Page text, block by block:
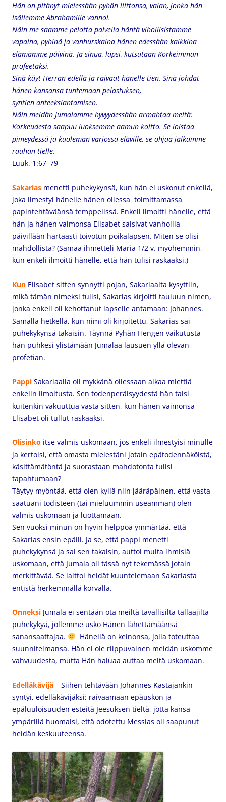
Hän on pitänyt mielessään pyhän liittonsa, valan, jonka hän
isällemme Abrahamille vannoi.
Näin me saamme pelotta palvella häntä vihollisistamme
vapaina, pyhinä ja vanhurskaina hänen edessään kaikkina
elämämme päivinä. Ja sinua, lapsi, kutsutaan Korkeimman
profeetaksi.
Sinä käyt Herran edellä ja raivaat hänelle tien. Sinä johdat
hänen kansansa tuntemaan pelastuksen,
syntien anteeksiantamisen.
Näin meidän Jumalamme hyvyydessään armahtaa meitä:
Korkeudesta saapuu luoksemme aamun koitto. Se loistaa
pimeydessä ja kuoleman varjossa eläville, se ohjaa jalkamme
rauhan tielle.
Luuk. 1:67–79
Sakarias menetti puhekykynsä, kun hän ei uskonut enkeliä,
joka ilmestyi hänelle hänen ollessa toimittamassa
papintehtäväänsä temppelissä. Enkeli ilmoitti hänelle, että
hän ja hänen vaimonsa Elisabet saisivat vanhoilla
päivillään hartaasti toivotun poikalapsen. Miten se olisi
mahdollista? (Samaa ihmetteli Maria 1/2 v. myöhemmin,
kun enkeli ilmoitti hänelle, että hän tulisi raskaaksi.)
Kun Elisabet sitten synnytti pojan, Sakariaalta kysyttiin,
mikä tämän nimeksi tulisi, Sakarias kirjoitti tauluun nimen,
jonka enkeli oli kehottanut lapselle antamaan: Johannes.
Samalla hetkellä, kun nimi oli kirjoitettu, Sakarias sai
puhekykynsä takaisin. Täynnä Pyhän Hengen vaikutusta
hän puhkesi ylistämään Jumalaa lausuen yllä olevan
profetian.
Pappi Sakariaalla oli mykkänä ollessaan aikaa miettiä
enkelin ilmoitusta. Sen todenperäisyydestä hän taisi
kuitenkin vakuuttua vasta sitten, kun hänen vaimonsa
Elisabet oli tullut raskaaksi.
Olisinko itse valmis uskomaan, jos enkeli ilmestyisi minulle
ja kertoisi, että omasta mielestäni jotain epätodennäköistä,
käsittämätöntä ja suorastaan mahdotonta tulisi
tapahtumaan?
Täytyy myöntää, että olen kyllä niin jääräpäinen, että vasta
saatuani todisteen (tai mieluummin useamman) olen
valmis uskomaan ja luottamaan.
Sen vuoksi minun on hyvin helppoa ymmärtää, että
Sakarias ensin epäili. Ja se, että pappi menetti
puhekykynsä ja sai sen takaisin, auttoi muita ihmisiä
uskomaan, että Jumala oli tässä nyt tekemässä jotain
merkittävää. Se laittoi heidät kuuntelemaan Sakariasta
entistä herkemmällä korvalla.
Onneksi Jumala ei sentään ota meiltä tavallisilta tallaajilta
puhekykyä, jollemme usko Hänen lähettämäänsä
sanansaattajaa.
Hänellä on keinonsa, jolla toteuttaa
suunnitelmansa. Hän ei ole riippuvainen meidän uskomme
vahvuudesta, mutta Hän haluaa auttaa meitä uskomaan.
Edelläkävijä – Siihen tehtävään Johannes Kastajankin
syntyi, edelläkävijäksi; raivaamaan epäuskon ja
epäluuloisuuden esteitä Jeesuksen tieltä, jotta kansa
ympärillä huomaisi, että odotettu Messias oli saapunut
heidän keskuuteensa.